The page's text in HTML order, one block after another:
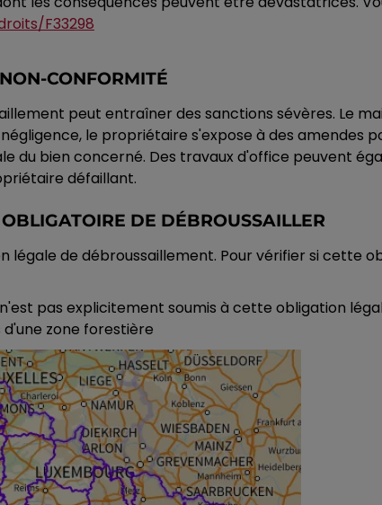
F33298
CONFORMITÉ
peut entraîner des sanctions sévères. Le
le propriétaire s'expose à des
du bien concerné. Des travaux d'office peuvent
défaillant.
DE DÉBROUSSAILLER
légale de débroussaillement. Pour vérifier si cette
pas explicitement soumis à cette obligation
zone forestière